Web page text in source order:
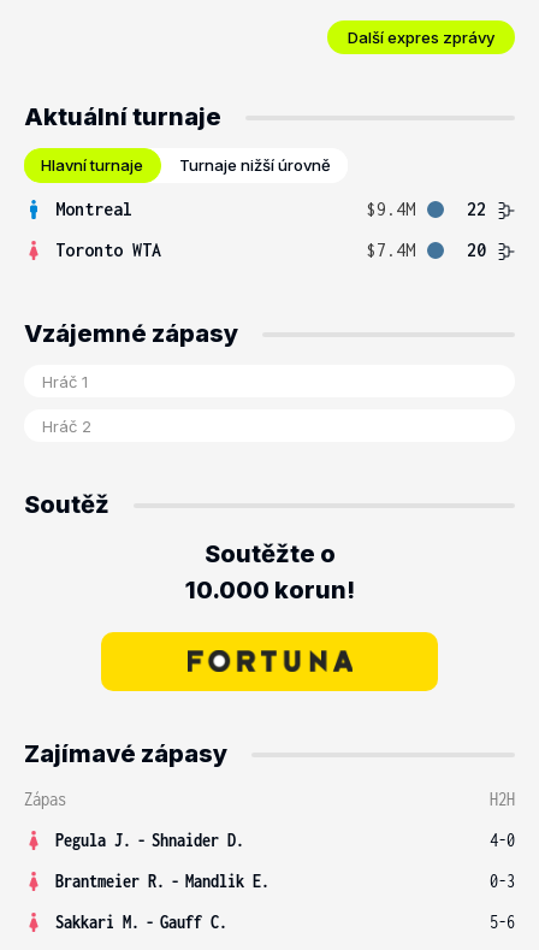
Další expres zprávy
Aktuální turnaje
Hlavní turnaje Turnaje nižší úrovně
Montreal $9.4M
22
Toronto WTA
$7.4M 20
Vzájemné zápasy
Soutěž
Soutěžte o
10.000 korun!
Zajímavé zápasy
Zápas
H2H
Pegula J. - Shnaider D.
4-0
Brantmeier R. - Mandlik E.
0-3
Sakkari M. - Gauff C.
5-6